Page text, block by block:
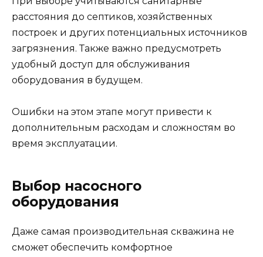
расстояния до септиков, хозяйственных
построек и других потенциальных источников
загрязнения. Также важно предусмотреть
удобный доступ для обслуживания
оборудования в будущем.
Ошибки на этом этапе могут привести к
дополнительным расходам и сложностям во
время эксплуатации.
Выбор насосного
оборудования
Даже самая производительная скважина не
сможет обеспечить комфортное